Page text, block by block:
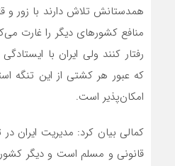
همدستانش تلاش دارند با زور و
منافع کشورهای دیگر را غارت
رفتار کنند ولی ایران با
که عبور هر کشتی از این تنگه
امکان‌پذیر است.
کمالی بیان کرد: مدیریت ایران
قانونی و مسلم است و دیگر